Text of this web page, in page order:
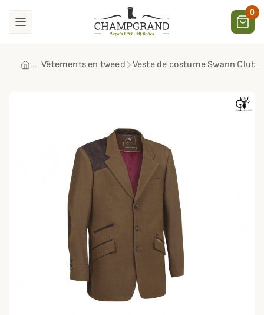
0
Vêtements en tweed Veste de costume Swann Club